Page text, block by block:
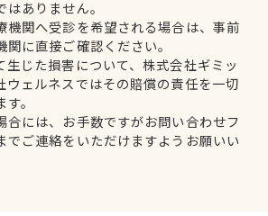
ありません。
機関へ受診を希望される場合は、事前
に直接ご確認ください。
生じた損害について、株式会社ギミッ
ウェルネスではその賠償の責任を一切
。
合には、お手数ですがお問い合わせフ
でご連絡をいただけますようお願いい